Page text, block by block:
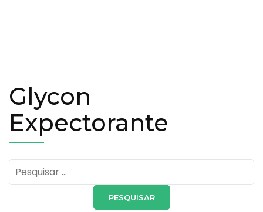
Glycon
Expectorante
Pesquisar
por: